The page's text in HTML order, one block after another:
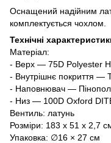
Оснащений надійним
комплектується чохлом.
Технічні
Матеріал:
- Верх — 75D Polyester
- Внутрішнє покриття —
- Наповнювач —
- Низ — 100D Oxford
Вентиль: латунь
Розміри: 183 х 51 х 2,7
Упаковка: ∅16 × 27 cм